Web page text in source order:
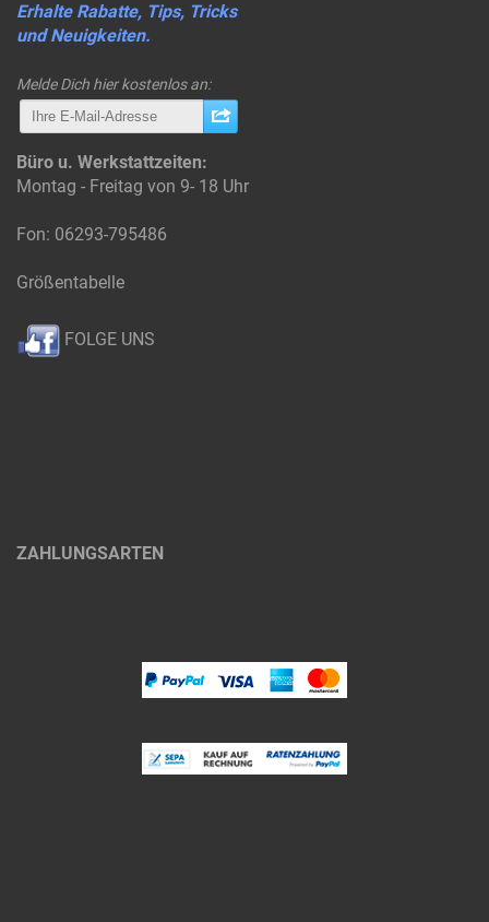
Erhalte Rabatte, Tips, Tricks
und Neuigkeiten.
Melde Dich hier kostenlos an:
Büro u. Werkstattzeiten:
Montag - Freitag von 9- 18 Uhr
Fon: 06293-795486
Größentabelle
FOLGE UNS
ZAHLUNGSARTEN